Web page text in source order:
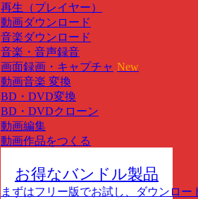
再生（プレイヤー）
動画ダウンロード
音楽ダウンロード
音楽・音声録音
画面録画・キャプチャ New
動画音楽 変換
BD・DVD変換
BD・DVDクローン
動画編集
動画作品をつくる
お得なバンドル製品
まずはフリー版でお試し、ダウンロー